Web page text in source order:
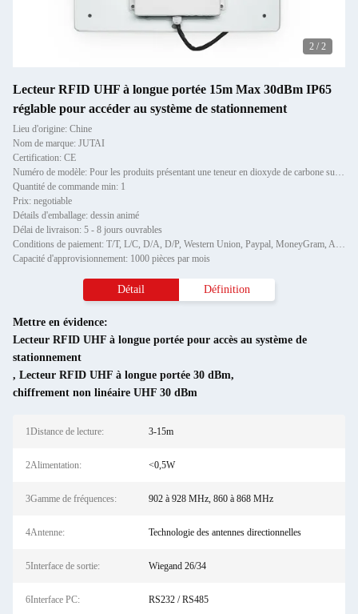
2 / 2
Lecteur RFID UHF à longue portée 15m Max 30dBm IP65
réglable pour accéder au système de stationnement
Lieu d'origine: Chine
Nom de marque: JUTAI
Certification: CE
Numéro de modèle: Pour les produits présentant une teneur en dioxyde de carbone supérieure à 50%:
Quantité de commande min: 1
Prix: negotiable
Détails d'emballage: dessin animé
Délai de livraison: 5 - 8 jours ouvrables
Conditions de paiement: T/T, L/C, D/A, D/P, Western Union, Paypal, MoneyGram, Alipay
Capacité d'approvisionnement: 1000 pièces par mois
Détail Définition
Mettre en évidence:
Lecteur RFID UHF à longue portée pour accès au système de
stationnement
, Lecteur RFID UHF à longue portée 30 dBm,
chiffrement non linéaire UHF 30 dBm
1Distance de lecture: 3-15m
2Alimentation: <0,5W
3Gamme de fréquences: 902 à 928 MHz, 860 à 868 MHz
4Antenne: Technologie des antennes directionnelles
5Interface de sortie: Wiegand 26/34
6Interface PC: RS232 / RS485